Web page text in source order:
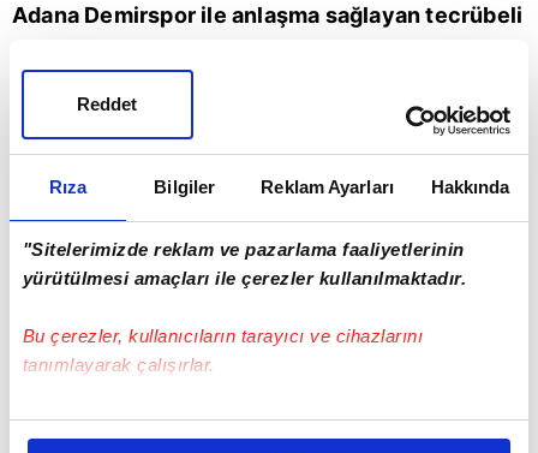
Rıza Bilgiler Reklam Ayarları Hakkında
"Sitelerimizde reklam ve pazarlama faaliyetlerinin
yürütülmesi amaçları ile çerezler kullanılmaktadır.
Bu çerezler, kullanıcıların tarayıcı ve cihazlarını
tanımlayarak çalışırlar.
Bu çerezlere izin vermeniz halinde sizlere özel
Reddet
Adana Demirspor ile anlaşma sağlayan tecrübeli
Spor Fenerbahçe